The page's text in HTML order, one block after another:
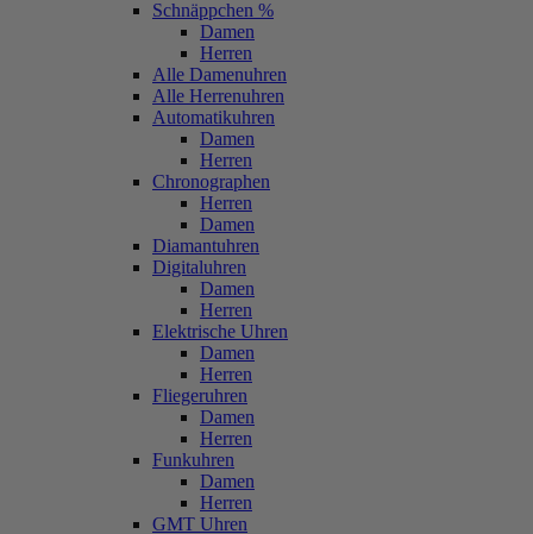
Schnäppchen %
Damen
Herren
Alle Damenuhren
Alle Herrenuhren
Automatikuhren
Damen
Herren
Chronographen
Herren
Damen
Diamantuhren
Digitaluhren
Damen
Herren
Elektrische Uhren
Damen
Herren
Fliegeruhren
Damen
Herren
Funkuhren
Damen
Herren
GMT Uhren